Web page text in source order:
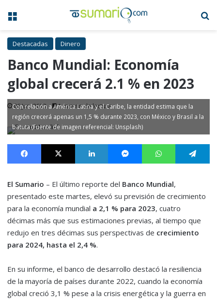
Menú
Destacadas Dinero
Banco Mundial: Economía
global crecerá 2.1 % en 2023
06 Jun, 2023 1 minuto de lectura
Con relación a América Latina y el Caribe, la entidad estima que la
región crecerá apenas un 1,5 % durante 2023, con México y Brasil a la
batuta (Fuente de imagen referencial: Unsplash)
Facebook X LinkedIn MessengerWhatsApp
El Sumario – El último reporte del Banco Mundial,
presentado este martes, elevó su previsión de crecimiento
para la economía mundial a 2,1 % para 2023, cuatro
décimas más que sus estimaciones previas, al tiempo que
redujo en tres décimas sus perspectivas de crecimiento
para 2024, hasta el 2,4 %.
En su informe, el banco de desarrollo destacó la resiliencia
de la mayoría de países durante 2022, cuando la economía
global creció 3,1 % pese a la crisis energética y la guerra en